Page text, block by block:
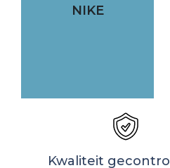
NIKE
Kwaliteit